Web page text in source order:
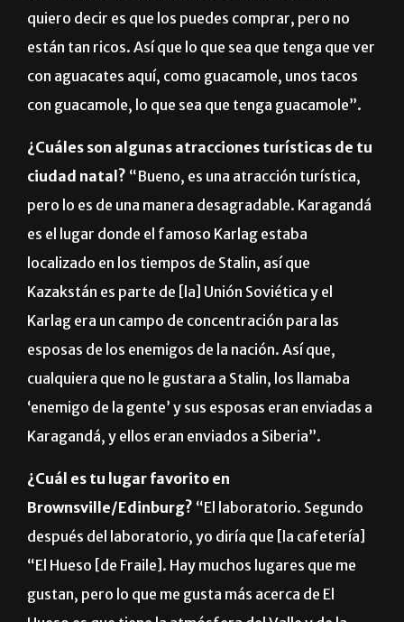
quiero decir es que los puedes comprar, pero no
están tan ricos. Así que lo que sea que tenga que ver
con aguacates aquí, como guacamole, unos tacos
con guacamole, lo que sea que tenga guacamole”.
¿Cuáles son algunas atracciones turísticas de tu
ciudad natal? “Bueno, es una atracción turística,
pero lo es de una manera desagradable. Karagandá
es el lugar donde el famoso Karlag estaba
localizado en los tiempos de Stalin, así que
Kazakstán es parte de [la] Unión Soviética y el
Karlag era un campo de concentración para las
esposas de los enemigos de la nación. Así que,
cualquiera que no le gustara a Stalin, los llamaba
‘enemigo de la gente’ y sus esposas eran enviadas a
Karagandá, y ellos eran enviados a Siberia”.
¿Cuál es tu lugar favorito en
Brownsville/Edinburg? “El laboratorio. Segundo
después del laboratorio, yo diría que [la cafetería]
“El Hueso [de Fraile]. Hay muchos lugares que me
gustan, pero lo que me gusta más acerca de El